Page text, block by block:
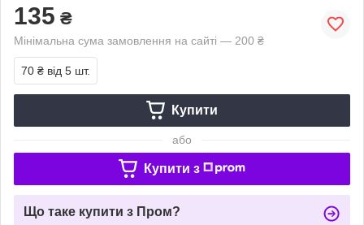
135 ₴
Мінімальна сума замовлення на сайті — 200 ₴
70 ₴ від 5 шт.
Купити
або
Купити з
Що таке купити з Пром?